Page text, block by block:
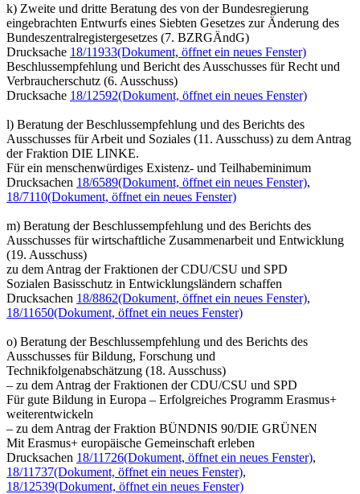
k) Zweite und dritte Beratung des von der Bundesregierung
eingebrachten Entwurfs eines Siebten Gesetzes zur Änderung des
Bundeszentralregistergesetzes (7. BZRGÄndG)
Drucksache 18/11933(Dokument, öffnet ein neues Fenster)
Beschlussempfehlung und Bericht des Ausschusses für Recht und
Verbraucherschutz (6. Ausschuss)
Drucksache 18/12592(Dokument, öffnet ein neues Fenster)
l) Beratung der Beschlussempfehlung und des Berichts des
Ausschusses für Arbeit und Soziales (11. Ausschuss) zu dem Antrag
der Fraktion DIE LINKE.
Für ein menschenwürdiges Existenz- und Teilhabeminimum
Drucksachen 18/6589(Dokument, öffnet ein neues Fenster),
18/7110(Dokument, öffnet ein neues Fenster)
m) Beratung der Beschlussempfehlung und des Berichts des
Ausschusses für wirtschaftliche Zusammenarbeit und Entwicklung
(19. Ausschuss)
zu dem Antrag der Fraktionen der CDU/CSU und SPD
Sozialen Basisschutz in Entwicklungsländern schaffen
Drucksachen 18/8862(Dokument, öffnet ein neues Fenster),
18/11650(Dokument, öffnet ein neues Fenster)
o) Beratung der Beschlussempfehlung und des Berichts des
Ausschusses für Bildung, Forschung und
Technikfolgenabschätzung (18. Ausschuss)
– zu dem Antrag der Fraktionen der CDU/CSU und SPD
Für gute Bildung in Europa – Erfolgreiches Programm Erasmus+
weiterentwickeln
– zu dem Antrag der Fraktion BÜNDNIS 90/DIE GRÜNEN
Mit Erasmus+ europäische Gemeinschaft erleben
Drucksachen 18/11726(Dokument, öffnet ein neues Fenster),
18/11737(Dokument, öffnet ein neues Fenster),
18/12539(Dokument, öffnet ein neues Fenster)